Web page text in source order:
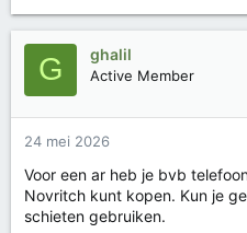
r
i
n
e
n
:
G ghalil
Active Member
24 mei 2026
Voor een ar heb je bvb
Novritch kunt kopen. Kun je
schieten gebruiken.